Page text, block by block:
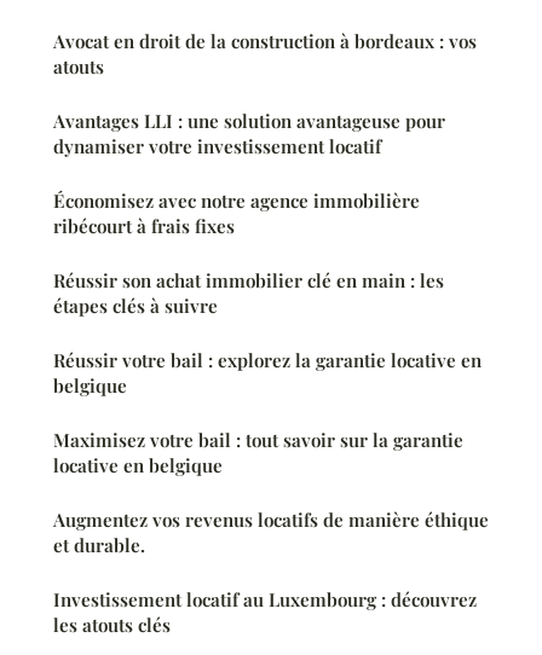
Avocat en droit de la construction à bordeaux : vos
atouts
Avantages LLI : une solution avantageuse pour
dynamiser votre investissement locatif
Économisez avec notre agence immobilière
ribécourt à frais fixes
Réussir son achat immobilier clé en main : les
étapes clés à suivre
Réussir votre bail : explorez la garantie locative en
belgique
Maximisez votre bail : tout savoir sur la garantie
locative en belgique
Augmentez vos revenus locatifs de manière éthique
et durable.
Investissement locatif au Luxembourg : découvrez
les atouts clés